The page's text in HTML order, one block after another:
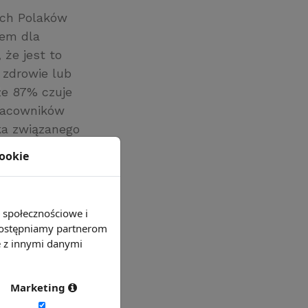
Polaków
dla
że jest to
zdrowie lub
87% czuje
związanego
stanowiły
i
partnerom
z innymi danymi
Marketing